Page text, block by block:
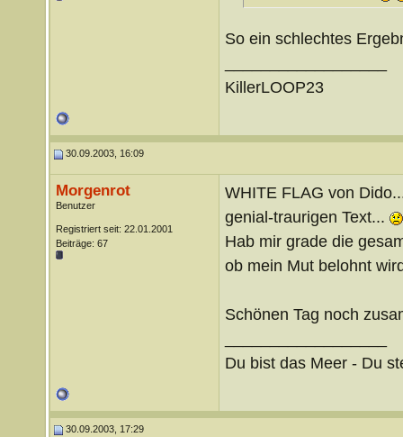
So ein schlechtes
KillerLOOP23
30.09.2003, 16:09
Morgenrot
Benutzer
Registriert seit: 22.01.2001
Beiträge: 67
WHITE FLAG von
genial-traurigen Text...
Hab mir grade die
ob mein Mut belohnt
Schönen Tag noch
Du bist das Meer - Du
30.09.2003, 17:29